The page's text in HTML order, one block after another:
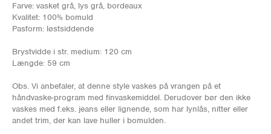
Farve: vasket grå, lys grå, bordeaux
Kvalitet: 100% bomuld
Pasform: løstsiddende
Brystvidde i str. medium: 120 cm
Længde: 59 cm
Obs. Vi anbefaler, at denne style vaskes på vrangen på et
håndvaske-program med finvaskemiddel. Derudover bør den ikke
vaskes med f.eks. jeans eller lignende, som har lynlås, nitter eller
andet trim, der kan lave huller i bomulden.